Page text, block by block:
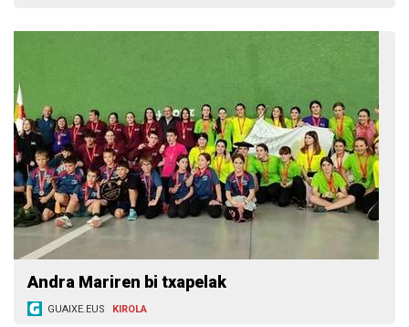
Andra Mariren bi txapelak
GUAIXE.EUS KIROLA